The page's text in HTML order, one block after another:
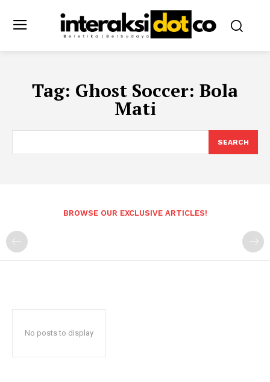
Tag: Ghost Soccer: Bola
Mati
SEARCH
BROWSE OUR EXCLUSIVE ARTICLES!
No posts to display